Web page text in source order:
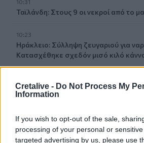
Cretalive - Do Not Process My
Information
If you wish to opt-out of the sale,
processing of your personal or
targeted advertising by us, please use
10:31
Ταϊλάνδη: Στους 9 οι νεκροί από το
10:23
Ηράκλειο: Σύλληψη ζευγαριού για
Κατασχέθηκε σχεδόν μισό κιλό
«Δύο μέρες μόνο»
Πάρος: Στον εισαγγελέα σήμερα ο
bar για τον θάνατο του 4χρονου